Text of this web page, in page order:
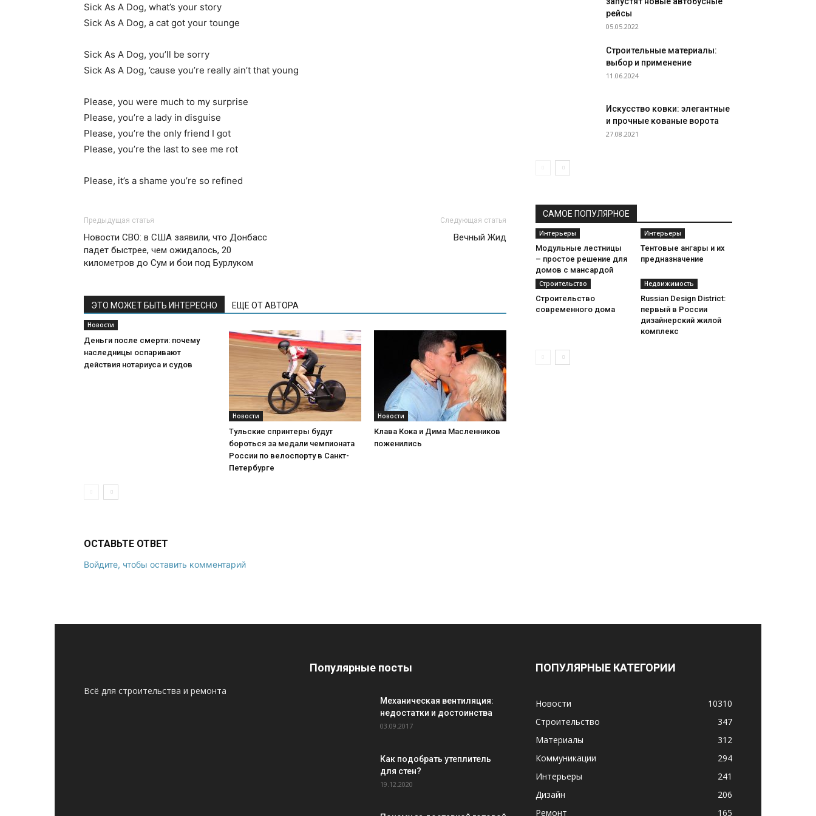
Sick As A Dog, what’s your story
Sick As A Dog, a cat got your tounge
Sick As A Dog, you’ll be sorry
Sick As A Dog, ’cause you’re really ain’t that young
Please, you were much to my surprise
Please, you’re a lady in disguise
Please, you’re the only friend I got
Please, you’re the last to see me rot
Please, it’s a shame you’re so refined
Предыдущая статья
Новости СВО: в США заявили, что Донбасс
падет быстрее, чем ожидалось, 20
километров до Сум и бои под Бурлуком
Следующая статья
Вечный Жид
ЭТО МОЖЕТ БЫТЬ ИНТЕРЕСНО ЕЩЕ ОТ АВТОРА
Новости
Деньги после смерти: почему
наследницы оспаривают
действия нотариуса и судов
Новости
Тульские спринтеры будут
бороться за медали чемпионата
России по велоспорту в Санкт-
Петербурге
Новости
Клава Кока и Дима Масленников
поженились
ОСТАВЬТЕ ОТВЕТ
Войдите, чтобы оставить комментарий
рейсы
05.05.2022
Строительные материалы:
выбор и применение
11.06.2024
Искусство ковки: элегантные
и прочные кованые ворота
27.08.2021
САМОЕ ПОПУЛЯРНОЕ
Интерьеры
Модульные лестницы
– простое решение для
домов с мансардой
Интерьеры
Тентовые ангары и их
предназначение
Строительство
Строительство
современного дома
Недвижимость
Russian Design District:
первый в России
дизайнерский жилой
комплекс
Всё для строительства и ремонта
Популярные посты
Механическая вентиляция:
недостатки и достоинства
03.09.2017
Как подобрать утеплитель
для стен?
19.12.2020
ПОПУЛЯРНЫЕ КАТЕГОРИИ
Новости
10310
Строительство
347
Материалы
312
Коммуникации
294
Интерьеры
241
Дизайн
206
Ремонт
165